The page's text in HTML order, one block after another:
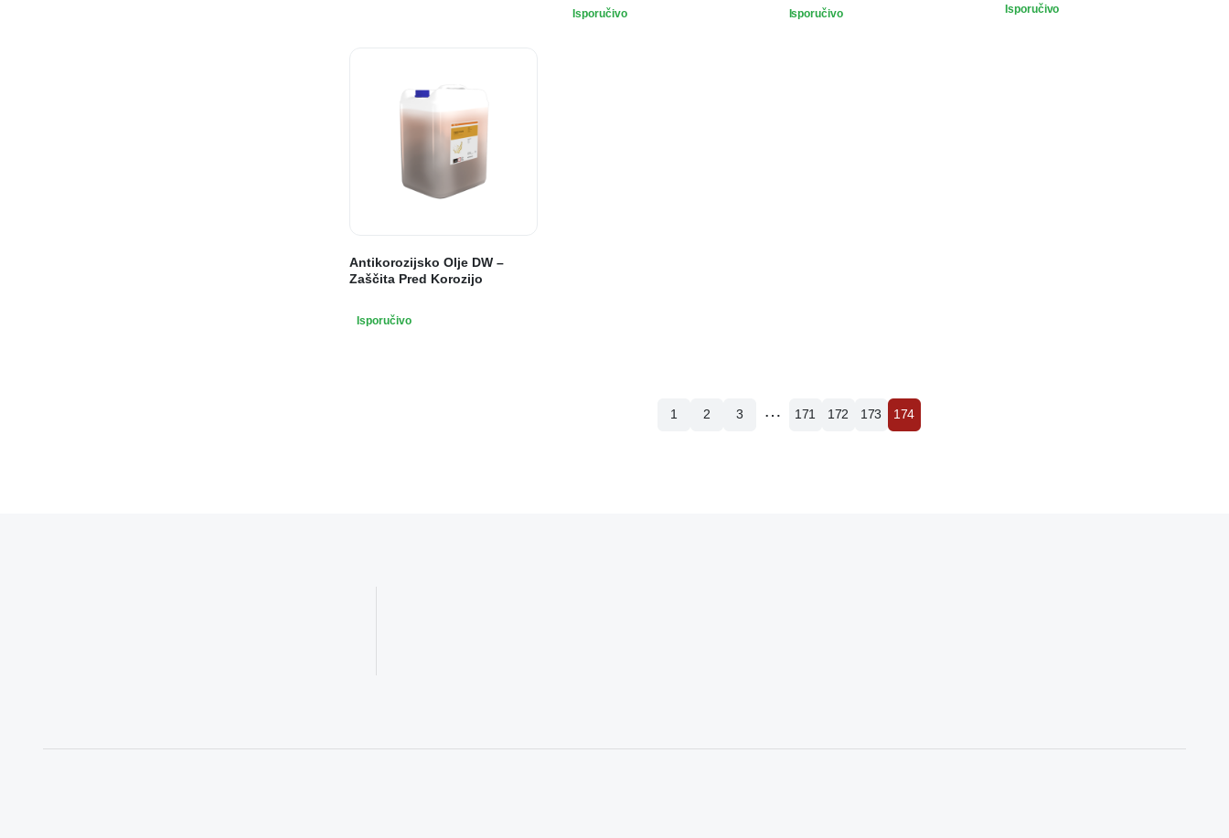
Isporučivo Isporučivo Isporučivo
Antikorozijsko Olje DW –
Zaščita Pred Korozijo
Isporučivo
1 2 3 … 171 172 173 174